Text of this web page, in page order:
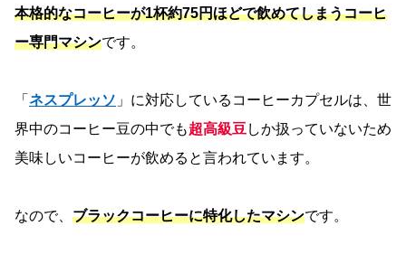
本格的なコーヒーが1杯約75円ほどで飲めてしまうコーヒ
ー専門マシンです。
「 ネスプレッソ 」に対応しているコーヒーカプセルは、世
界中のコーヒー豆の中でも超高級豆しか扱っていないため
美味しいコーヒーが飲めると言われています。
なので、 ブラックコーヒーに特化したマシンです。